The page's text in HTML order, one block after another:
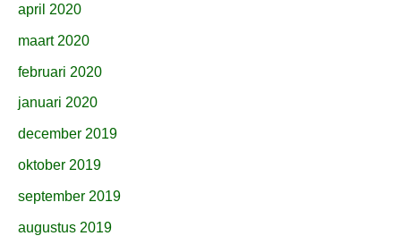
april 2020
maart 2020
februari 2020
januari 2020
december 2019
oktober 2019
september 2019
augustus 2019